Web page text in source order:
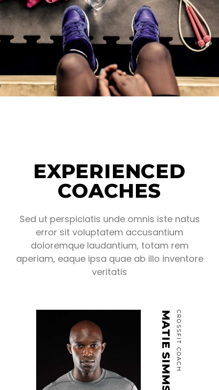
EXPERIENCED
COACHES
Sed ut perspiciatis unde omnis iste natus
error sit voluptatem accusantium
doloremque laudantium, totam rem
aperiam, eaque ipsa quae ab illo inventore
veritatis
CROSSFIT COACH